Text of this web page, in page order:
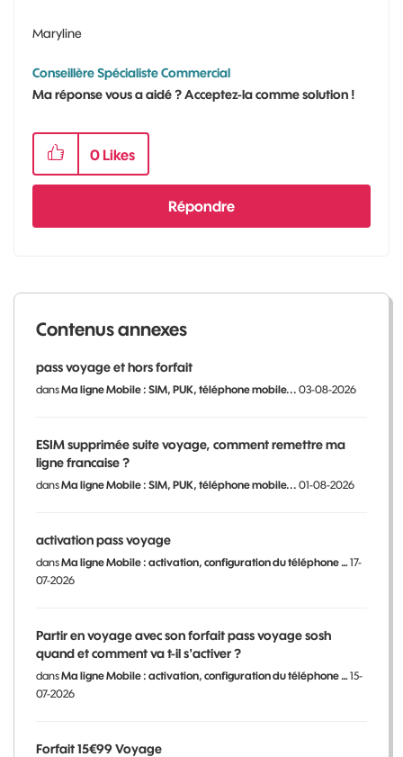
Maryline
Conseillère Spécialiste Commercial
Ma réponse vous a aidé ? Acceptez-la comme solution !
0 Likes
Répondre
Contenus annexes
pass voyage et hors forfait
dansMa ligne Mobile : SIM, PUK, téléphone mobile... 03-08-2026
ESIM supprimée suite voyage, comment remettre ma
ligne francaise ?
dansMa ligne Mobile : SIM, PUK, téléphone mobile... 01-08-2026
activation pass voyage
dansMa ligne Mobile : activation, configuration du téléphone …17-
07-2026
Partir en voyage avec son forfait pass voyage sosh
quand et comment va t-il s'activer ?
dansMa ligne Mobile : activation, configuration du téléphone …15-
07-2026
Forfait 15€99 Voyage